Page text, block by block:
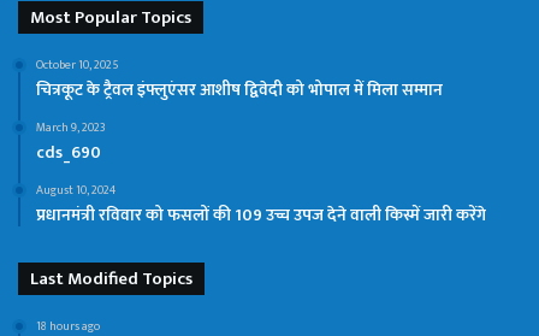
Most Popular Topics
October 10, 2025
चित्रकूट के ट्रैवल इंफ्लुएंसर आशीष द्विवेदी को भोपाल में मिला सम्मान
March 9, 2023
cds_690
August 10, 2024
प्रधानमंत्री रविवार को फसलों की 109 उच्च उपज देने वाली किस्में जारी करेंगे
Last Modified Topics
18 hours ago